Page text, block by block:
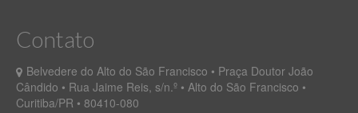
Contato
Belvedere do Alto do São Francisco • Praça Doutor João
Cândido • Rua Jaime Reis, s/n.º • Alto do São Francisco •
Curitiba/PR • 80410-080